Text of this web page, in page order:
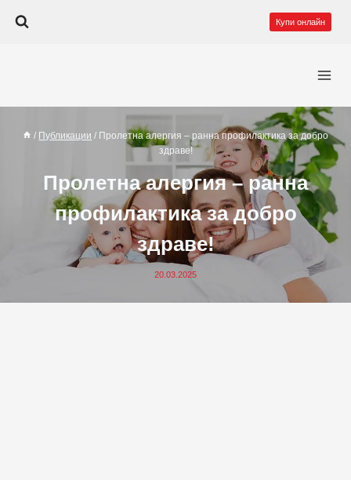
съдържанието
Купи онлайн
/ Публикации / Пролетна алергия – ранна профилактика за добро
здраве!
Пролетна алергия – ранна
профилактика за добро
здраве!
20.03.2025